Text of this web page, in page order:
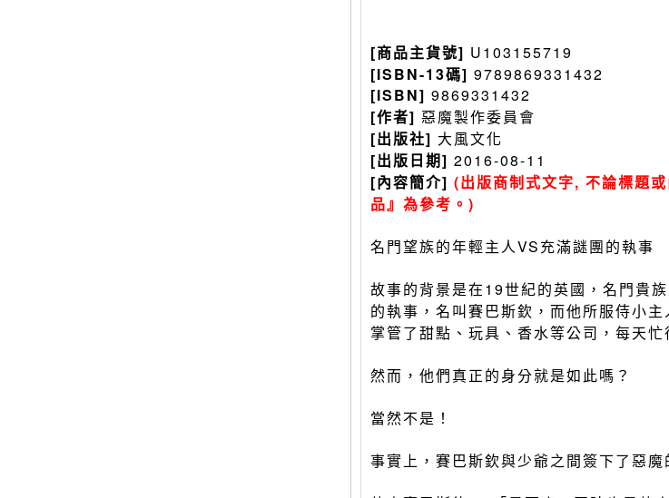
[商品主貨號] U103155719
[ISBN-13碼] 9789869331432
[ISBN] 9869331432
[作者] 惡魔製作委員會
[出版社] 大風文化
[出版日期] 2016-08-11
[內容簡介] (出版商制式文字, 不論標題
品』為參考。)
名門望族的年輕主人VS充滿謎團的執事
故事的背景是在19世紀的英國，名門貴
的執事，名叫賽巴斯欽，而他所服侍小
掌管了甜點、玩具、香水等公司，每天忙
然而，他們真正的身分就是如此嗎？
當然不是！
事實上，賽巴斯欽與少爺之間簽下了惡魔